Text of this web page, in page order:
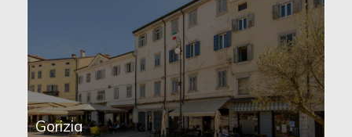
Gorizia